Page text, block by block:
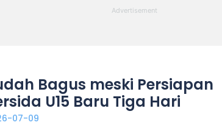
Bagus meski Persiapan
U15 Baru Tiga Hari
07-09